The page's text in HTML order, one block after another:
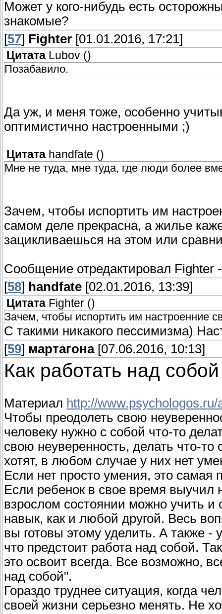
Может у кого-нибудь есть
знакомые?
[57] Fighter [01.01.2016, 17:21]
Цитата Lubov ()
Позабавило.
Да уж, и меня тоже, особенно
оптимистично настроенными ;)
Цитата handfate ()
Мне не туда, мне туда, где люди более
Зачем, чтобы испортить им
самом деле прекрасна, а жилье
зацикливаешься на этом или
Сообщение отредактировал Fighter
[58] handfate [02.01.2016, 13:39]
Цитата Fighter ()
Зачем, чтобы испортить им настроенние
С такими никакого пессимизма)
[59] мартагона[07.06.2016, 10:13]
Как работать над
Материал http://
Чтобы преодолеть свою
человеку нужно с собой что-то
свою неуверенность, делать что-
хотят, в любом случае у них нет
Если нет просто умения, это самая
Если ребенок в свое время выучил
взрослом состоянии можно учить и
навык, как и любой другой. Весь
вы готовы этому уделить. А также
что предстоит работа над собой.
это освоит всегда. Все возможно,
над собой".
Гораздо труднее ситуация, когда
своей жизни серьезно менять. Не